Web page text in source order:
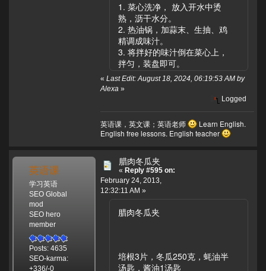
1. 菜心洗净， 放入开水中烫
熟，沥干水分。
2. 热油锅，加蒜末、生抽、鸡
精调成味汁。
3. 将拌好的味汁倒在菜心上，
拌匀，装盘即可。
« Last Edit: August 18, 2024, 06:19:53 AM by
Alexa »
Logged
英语课，英文课；英语老师
Learn English.
English free lessons. English teacher
英语课
学习英语
SEO Global
mod
SEO hero
member
Posts: 4635
SEO-karma:
+336/-0
腊肉冬瓜夹
« Reply #595 on:
February 24, 2013,
12:32:11 AM »
腊肉冬瓜夹
培根3片，冬瓜250克，蚝油半
汤匙，酱油1汤匙